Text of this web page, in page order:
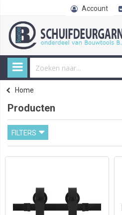
Account
Home
Producten
FILTERS